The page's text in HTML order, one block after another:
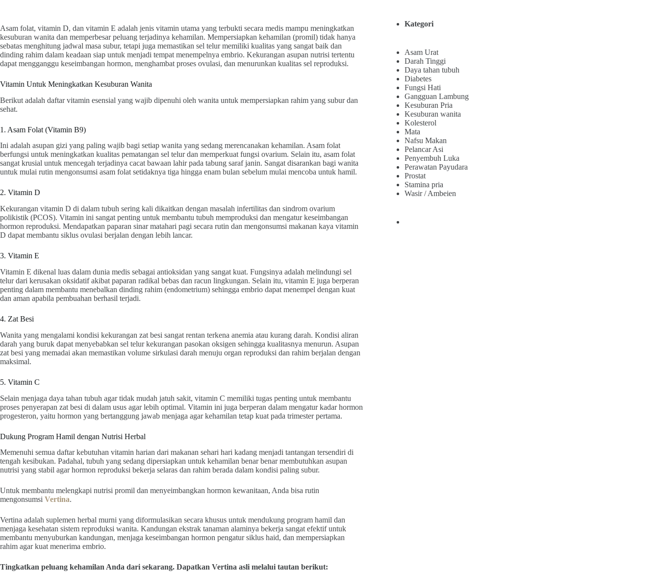
Asam folat, vitamin D, dan vitamin E adalah jenis vitamin utama yang terbukti secara medis mampu meningkatkan
kesuburan wanita dan memperbesar peluang terjadinya kehamilan. Mempersiapkan kehamilan (promil) tidak hanya
sebatas menghitung jadwal masa subur, tetapi juga memastikan sel telur memiliki kualitas yang sangat baik dan
dinding rahim dalam keadaan siap untuk menjadi tempat menempelnya embrio. Kekurangan asupan nutrisi tertentu
dapat mengganggu keseimbangan hormon, menghambat proses ovulasi, dan menurunkan kualitas sel reproduksi.
Vitamin Untuk Meningkatkan Kesuburan Wanita
Berikut adalah daftar vitamin esensial yang wajib dipenuhi oleh wanita untuk mempersiapkan rahim yang subur dan
sehat.
1. Asam Folat (Vitamin B9)
Ini adalah asupan gizi yang paling wajib bagi setiap wanita yang sedang merencanakan kehamilan. Asam folat
berfungsi untuk meningkatkan kualitas pematangan sel telur dan memperkuat fungsi ovarium. Selain itu, asam folat
sangat krusial untuk mencegah terjadinya cacat bawaan lahir pada tabung saraf janin. Sangat disarankan bagi wanita
untuk mulai rutin mengonsumsi asam folat setidaknya tiga hingga enam bulan sebelum mulai mencoba untuk hamil.
2. Vitamin D
Kekurangan vitamin D di dalam tubuh sering kali dikaitkan dengan masalah infertilitas dan sindrom ovarium
polikistik (PCOS). Vitamin ini sangat penting untuk membantu tubuh memproduksi dan mengatur keseimbangan
hormon reproduksi. Mendapatkan paparan sinar matahari pagi secara rutin dan mengonsumsi makanan kaya vitamin
D dapat membantu siklus ovulasi berjalan dengan lebih lancar.
3. Vitamin E
Vitamin E dikenal luas dalam dunia medis sebagai antioksidan yang sangat kuat. Fungsinya adalah melindungi sel
telur dari kerusakan oksidatif akibat paparan radikal bebas dan racun lingkungan. Selain itu, vitamin E juga berperan
penting dalam membantu menebalkan dinding rahim (endometrium) sehingga embrio dapat menempel dengan kuat
dan aman apabila pembuahan berhasil terjadi.
4. Zat Besi
Wanita yang mengalami kondisi kekurangan zat besi sangat rentan terkena anemia atau kurang darah. Kondisi aliran
darah yang buruk dapat menyebabkan sel telur kekurangan pasokan oksigen sehingga kualitasnya menurun. Asupan
zat besi yang memadai akan memastikan volume sirkulasi darah menuju organ reproduksi dan rahim berjalan dengan
maksimal.
5. Vitamin C
Selain menjaga daya tahan tubuh agar tidak mudah jatuh sakit, vitamin C memiliki tugas penting untuk membantu
proses penyerapan zat besi di dalam usus agar lebih optimal. Vitamin ini juga berperan dalam mengatur kadar hormon
progesteron, yaitu hormon yang bertanggung jawab menjaga agar kehamilan tetap kuat pada trimester pertama.
Dukung Program Hamil dengan Nutrisi Herbal
Memenuhi semua daftar kebutuhan vitamin harian dari makanan sehari hari kadang menjadi tantangan tersendiri di
tengah kesibukan. Padahal, tubuh yang sedang dipersiapkan untuk kehamilan benar benar membutuhkan asupan
nutrisi yang stabil agar hormon reproduksi bekerja selaras dan rahim berada dalam kondisi paling subur.
Untuk membantu melengkapi nutrisi promil dan menyeimbangkan hormon kewanitaan, Anda bisa rutin
mengonsumsi Vertina.
Vertina adalah suplemen herbal murni yang diformulasikan secara khusus untuk mendukung program hamil dan
menjaga kesehatan sistem reproduksi wanita. Kandungan ekstrak tanaman alaminya bekerja sangat efektif untuk
membantu menyuburkan kandungan, menjaga keseimbangan hormon pengatur siklus haid, dan mempersiapkan
rahim agar kuat menerima embrio.
Tingkatkan peluang kehamilan Anda dari sekarang. Dapatkan Vertina asli melalui tautan berikut:
Kategori
Asam Urat
Darah Tinggi
Daya tahan tubuh
Diabetes
Fungsi Hati
Gangguan Lambung
Kesuburan Pria
Kesuburan wanita
Kolesterol
Mata
Nafsu Makan
Pelancar Asi
Penyembuh Luka
Perawatan Payudara
Prostat
Stamina pria
Wasir / Ambeien